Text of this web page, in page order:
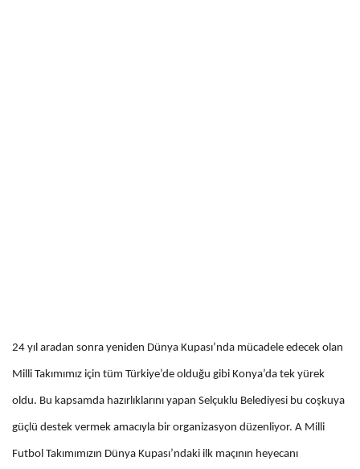
24 yıl aradan sonra yeniden Dünya Kupası’nda mücadele edecek olan
Milli Takımımız için tüm Türkiye’de olduğu gibi Konya’da tek yürek
oldu. Bu kapsamda hazırlıklarını yapan Selçuklu Belediyesi bu coşkuya
güçlü destek vermek amacıyla bir organizasyon düzenliyor. A Milli
Futbol Takımımızın Dünya Kupası’ndaki ilk maçının heyecanı